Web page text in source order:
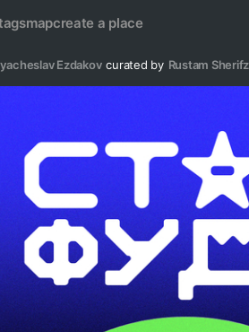
mapcreate a place
Ezdakov curated by Rustam